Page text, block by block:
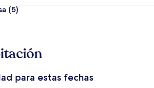
(5)
para estas fechas